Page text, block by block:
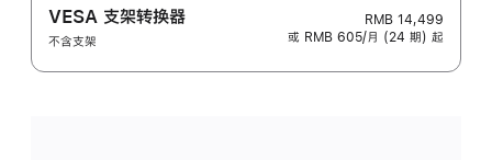
VESA 支架转换器
不含支架
RMB 14,499
或 RMB 605/月 (24 期) 起